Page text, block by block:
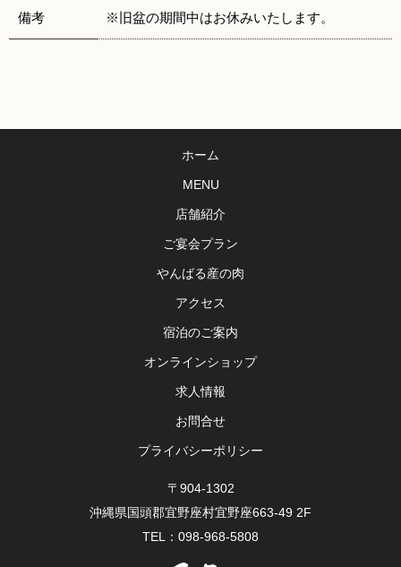
備考 ※旧盆の期間中はお休みいたします。
ホーム
MENU
店舗紹介
ご宴会プラン
やんばる産の肉
アクセス
宿泊のご案内
オンラインショップ
求人情報
お問合せ
プライバシーポリシー
〒904-1302
沖縄県国頭郡宜野座村宜野座663-49 2F
TEL：098-968-5808